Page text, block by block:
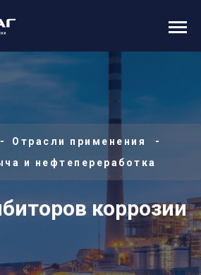
Отрасли применения
и нефтепереработка
коррозии